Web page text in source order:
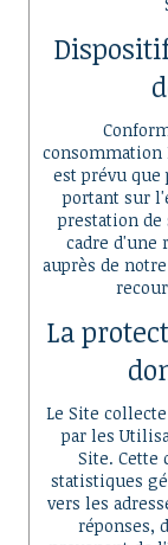
consommation
est prévu
portant sur
prestation de
cadre d'une
auprès de
La
Le Site
par les
Site. Cette
statistiques
vers les
réponses,